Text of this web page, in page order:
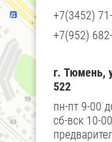
+7(3452)
+7(952)
г. Тюмень,
522
пн-пт 9-00
сб-вск 10-